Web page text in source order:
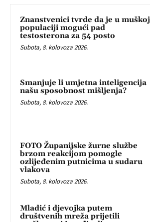
Znanstvenici tvrde da je u muškoj
populaciji mogući pad
testosterona za 54 posto
Subota, 8. kolovoza 2026.
Smanjuje li umjetna inteligencija
našu sposobnost mišljenja?
Subota, 8. kolovoza 2026.
FOTO Županijske žurne službe
brzom reakcijom pomogle
ozlijeđenim putnicima u sudaru
vlakova
Subota, 8. kolovoza 2026.
Mladić i djevojka putem
društvenih mreža prijetili